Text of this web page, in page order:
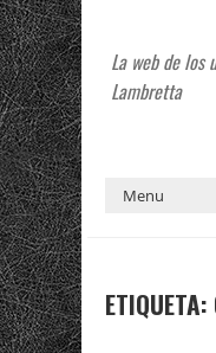
La web de los
Lambretta
ETIQUETA: